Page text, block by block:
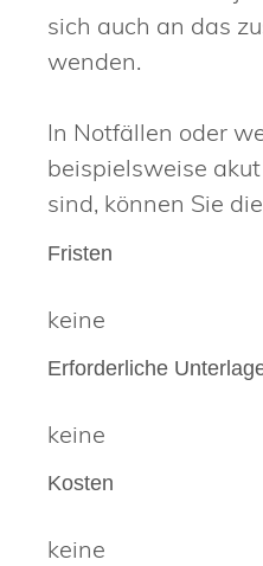
sich auch an das
wenden.
In Notfällen oder
beispielsweise
sind, können Sie
Fristen
keine
Erforderliche
keine
Kosten
keine